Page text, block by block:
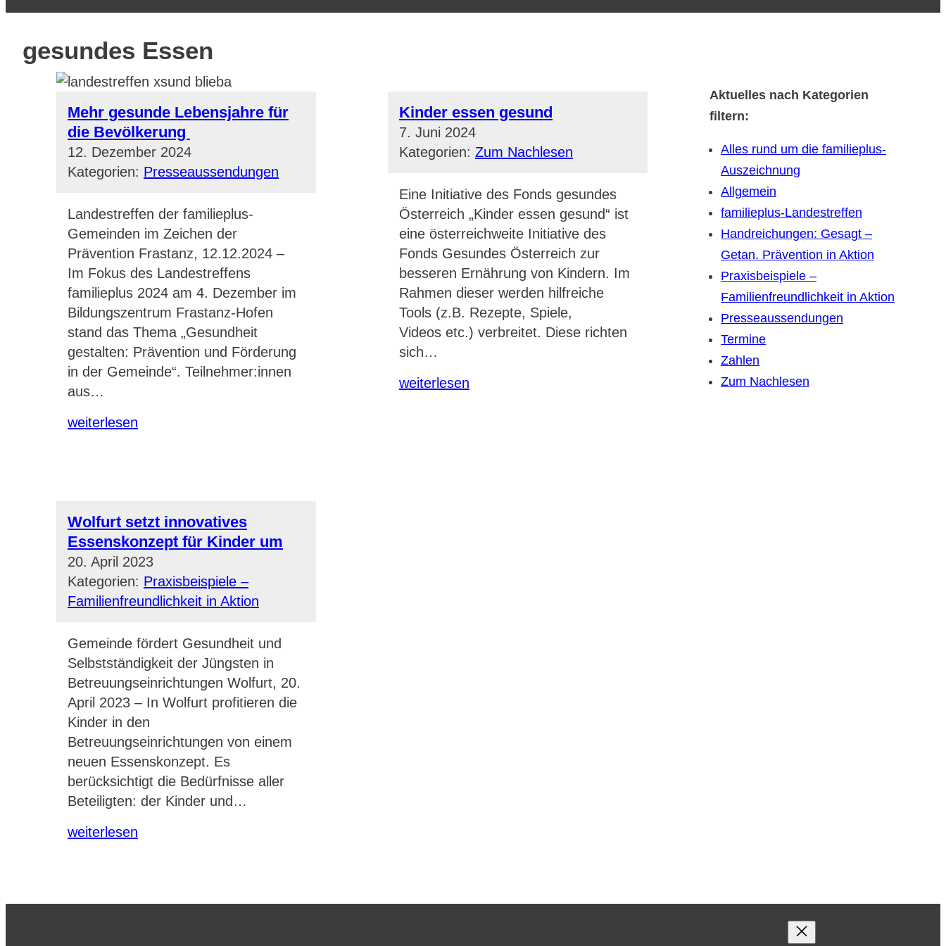
gesundes Essen
Mehr gesunde Lebensjahre für
die Bevölkerung
12. Dezember 2024
Kategorien: Presseaussendungen
Landestreffen der familieplus-
Gemeinden im Zeichen der
Prävention Frastanz, 12.12.2024 –
Im Fokus des Landestreffens
familieplus 2024 am 4. Dezember im
Bildungszentrum Frastanz-Hofen
stand das Thema „Gesundheit
gestalten: Prävention und Förderung
in der Gemeinde“. Teilnehmer:innen
aus…
weiterlesen
Kinder essen gesund
7. Juni 2024
Kategorien:Zum Nachlesen
Eine Initiative des Fonds gesundes
Österreich „Kinder essen gesund“ ist
eine österreichweite Initiative des
Fonds Gesundes Österreich zur
besseren Ernährung von Kindern. Im
Rahmen dieser werden hilfreiche
Tools (z.B. Rezepte, Spiele,
Videos etc.) verbreitet. Diese richten
sich…
weiterlesen
Wolfurt setzt innovatives
Essenskonzept für Kinder um
20. April 2023
Kategorien: Praxisbeispiele –
Familienfreundlichkeit in Aktion
Gemeinde fördert Gesundheit und
Selbstständigkeit der Jüngsten in
Betreuungseinrichtungen Wolfurt, 20.
April 2023 – In Wolfurt profitieren die
Kinder in den
Betreuungseinrichtungen von einem
neuen Essenskonzept. Es
berücksichtigt die Bedürfnisse aller
Beteiligten: der Kinder und…
weiterlesen
Aktuelles nach Kategorien
filtern:
Alles rund um die familieplus-
Auszeichnung
Allgemein
familieplus-Landestreffen
Handreichungen: Gesagt –
Getan. Prävention in Aktion
Praxisbeispiele –
Familienfreundlichkeit in Aktion
Presseaussendungen
Termine
Zahlen
Zum Nachlesen